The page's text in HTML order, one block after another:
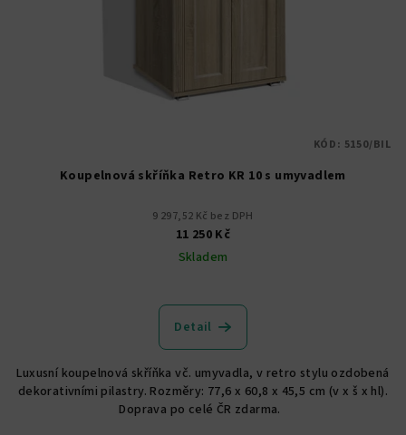
Koupelnová skříňka Retro KR 10 s umyvadlem
9 297,52 Kč bez DPH
11 250 Kč
Skladem
Detail
Luxusní koupelnová skříňka vč. umyvadla, v retro stylu ozdobená
dekorativními pilastry. Rozměry: 77,6 x 60,8 x 45,5 cm (v x š x hl).
Doprava po celé ČR zdarma.
KÓD: 5150/BIL